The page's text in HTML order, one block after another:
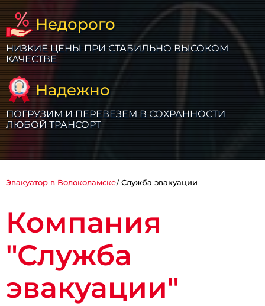
Недорого
НИЗКИЕ ЦЕНЫ ПРИ СТАБИЛЬНО ВЫСОКОМ
КАЧЕСТВЕ
Надежно
ПОГРУЗИМ И ПЕРЕВЕЗЕМ В СОХРАННОСТИ
ЛЮБОЙ ТРАНСОРТ
Эвакуатор в Волоколамске Служба эвакуации
Компания
"Служба
эвакуации"